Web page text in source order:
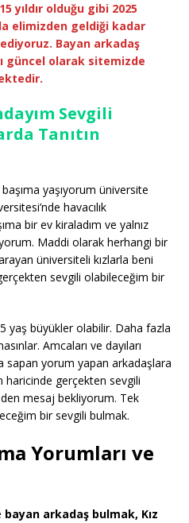
yıldır olduğu gibi 2025
elimizden geldiği kadar
Bayan arkadaş
güncel olarak sitemizde
Sevgili
Tanıtın
yaşıyorum üniversite
havacılık
bir ev kiraladım ve yalnız
Maddi olarak herhangi bir
üniversiteli kızlarla beni
sevgili olabileceğim bir
yaş büyükler olabilir. Daha fazla
Amcaları ve dayıları
sapan yorum yapan arkadaşlara
haricinde gerçekten sevgili
mesaj bekliyorum. Tek
bir sevgili bulmak.
Yorumları ve
bayan arkadaş bulmak, Kız